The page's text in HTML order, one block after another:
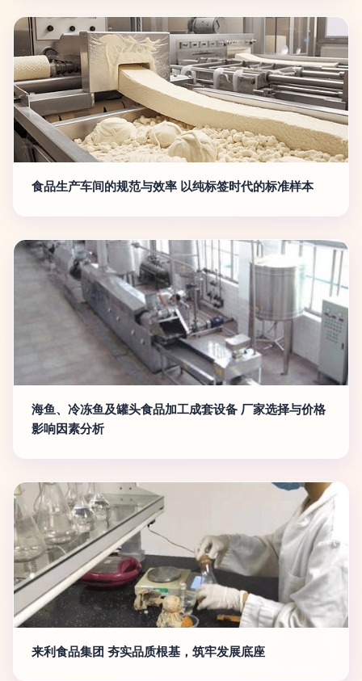
食品生产车间的规范与效率 以纯标签时代的标准样本
海鱼、冷冻鱼及罐头食品加工成套设备 厂家选择与价格
影响因素分析
来利食品集团 夯实品质根基，筑牢发展底座